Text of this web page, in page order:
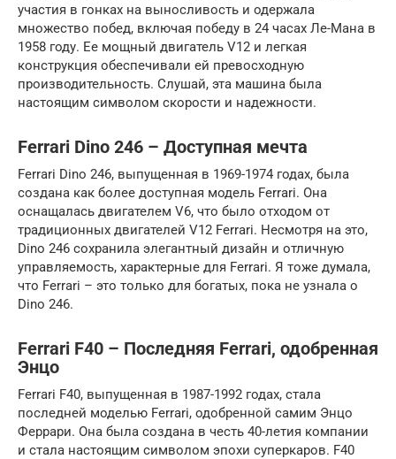
участия в гонках на выносливость и одержала
множество побед, включая победу в 24 часах Ле-Мана в
1958 году. Ее мощный двигатель V12 и легкая
конструкция обеспечивали ей превосходную
производительность. Слушай, эта машина была
настоящим символом скорости и надежности.
Ferrari Dino 246 – Доступная мечта
Ferrari Dino 246, выпущенная в 1969-1974 годах, была
создана как более доступная модель Ferrari. Она
оснащалась двигателем V6, что было отходом от
традиционных двигателей V12 Ferrari. Несмотря на это,
Dino 246 сохранила элегантный дизайн и отличную
управляемость, характерные для Ferrari. Я тоже думала,
что Ferrari – это только для богатых, пока не узнала о
Dino 246.
Ferrari F40 – Последняя Ferrari, одобренная
Энцо
Ferrari F40, выпущенная в 1987-1992 годах, стала
последней моделью Ferrari, одобренной самим Энцо
Феррари. Она была создана в честь 40-летия компании
и стала настоящим символом эпохи суперкаров. F40